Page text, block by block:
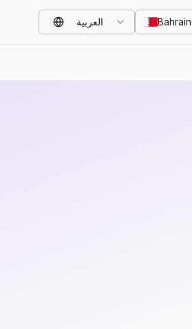
Bahrain العربية